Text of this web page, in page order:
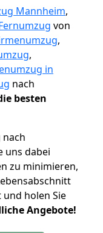
Mannheim,
von
,
,
in
nach
besten
uns dabei
zu minimieren,
und holen Sie
Angebote!